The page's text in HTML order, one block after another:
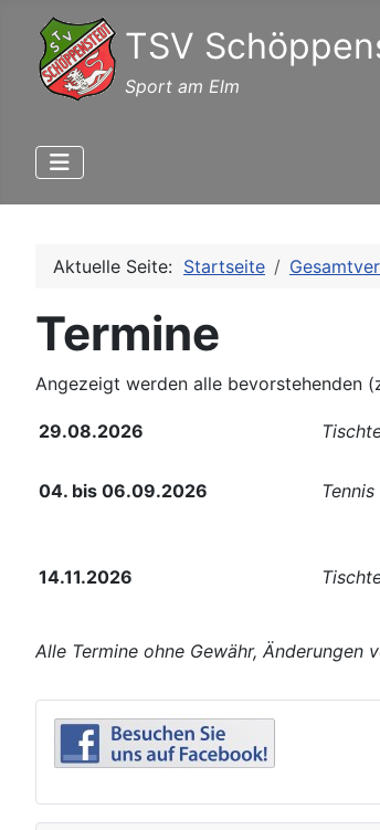
TSV
Sport am Elm
Aktuelle Seite: Startseite
Termine
Angezeigt werden alle bevorstehenden
29.08.2026
04. bis 06.09.2026
Tennis
14.11.2026
Alle Termine ohne Gewähr, Änderungen